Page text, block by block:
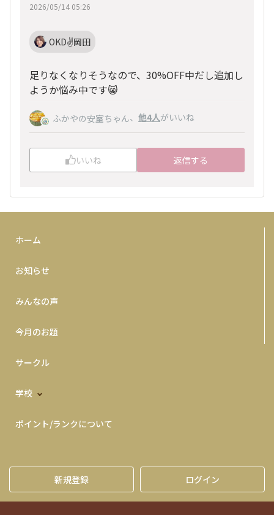
2026/05/14 05:26
OKD✌️岡田
足りなくなりそうなので、30%OFF中だし追加し
ようか悩み中です😸
ふかやの安室ちゃん、 他4人がいいね
いいね 返信する
ホーム
お知らせ
みんなの声
今月のお題
サークル
学校
ポイント/ランクについて
新規登録 ログイン